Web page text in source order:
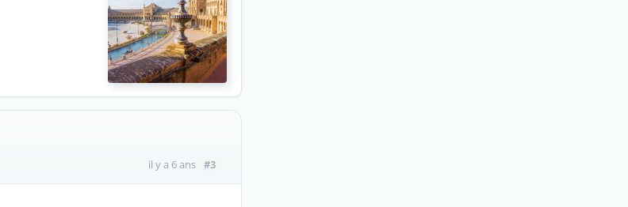
il y a 6 ans #3